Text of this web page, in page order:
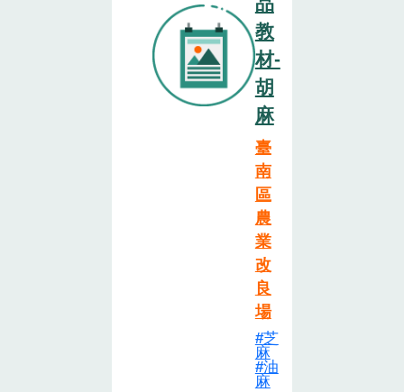
教
材-
胡
麻
臺
南
區
農
業
改
良
場
芝
麻
油
麻